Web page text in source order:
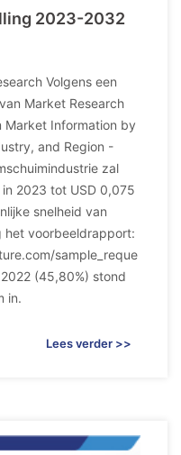
2023-2032
Volgens een
Market Research
Market Information by
and Region -
zal
2023 tot USD 0,075
snelheid van
het voorbeeldrapport:
sample_reque
(45,80%) stond
in.
Lees verder >>